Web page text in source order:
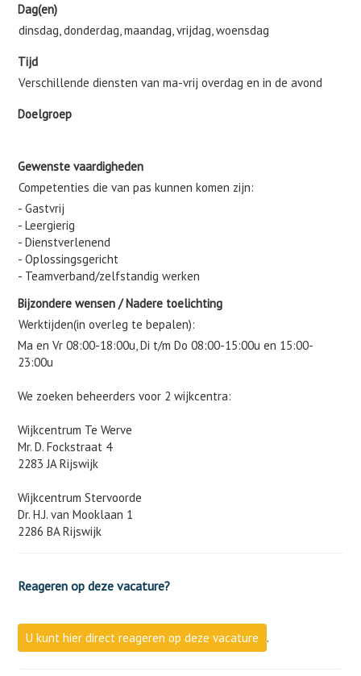
Dag(en)
dinsdag, donderdag, maandag, vrijdag, woensdag
Tijd
Verschillende diensten van ma-vrij overdag en in de avond
Doelgroep
Gewenste vaardigheden
Competenties die van pas kunnen komen zijn:
- Gastvrij
- Leergierig
- Dienstverlenend
- Oplossingsgericht
- Teamverband/zelfstandig werken
Bijzondere wensen / Nadere toelichting
Werktijden(in overleg te bepalen):
Ma en Vr 08:00-18:00u, Di t/m Do 08:00-15:00u en 15:00-
23:00u
We zoeken beheerders voor 2 wijkcentra:
Wijkcentrum Te Werve
Mr. D. Fockstraat 4
2283 JA Rijswijk
Wijkcentrum Stervoorde
Dr. H.J. van Mooklaan 1
2286 BA Rijswijk
Reageren op deze vacature?
U kunt hier direct reageren op deze vacature .